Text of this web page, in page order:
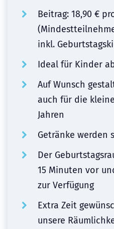
Beitrag: 18,90 €
inkl.
Ideal für Kinder
Auf Wunsch
auch für die
Jahren
Getränke werden
Der
15 Minuten vor
zur Verfügung
Extra Zeit
unsere